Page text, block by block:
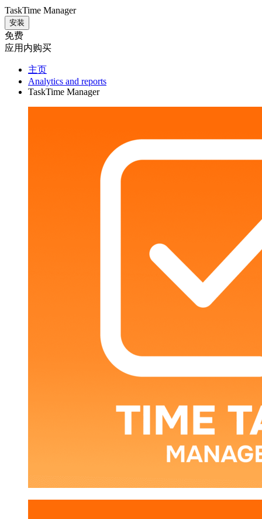
TaskTime Manager
安装
免费
应用内购买
主页
Analytics and reports
TaskTime Manager